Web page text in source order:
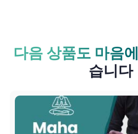
다음 상품도 마음에
습니다